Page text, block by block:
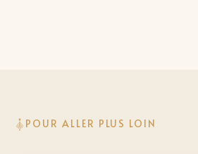
POUR ALLER PLUS LOIN